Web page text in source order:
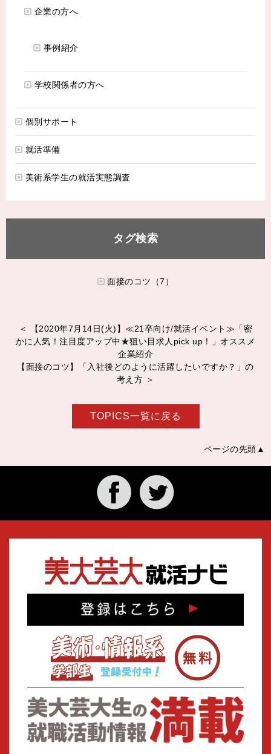
企業の方へ
事例紹介
学校関係者の方へ
個別サポート
就活準備
美術系学生の就活実態調査
タグ検索
面接のコツ（7）
＜ 【2020年7月14日(火)】≪21卒向け/就活イベント≫「密
かに人気！注目度アップ中★狙い目求人pick up！」オススメ
企業紹介
【面接のコツ】「入社後どのように活躍したいですか？」の
考え方 ＞
TOPICS一覧に戻る
ページの先頭▲